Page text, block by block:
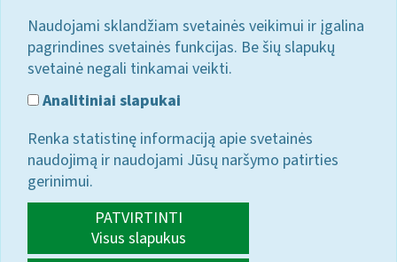
Naudojami sklandžiam svetainės veikimui ir įgalina
pagrindines svetainės funkcijas. Be šių slapukų
svetainė negali tinkamai veikti.
Analitiniai slapukai
Renka statistinę informaciją apie svetainės
naudojimą ir naudojami Jūsų naršymo patirties
gerinimui.
PATVIRTINTI
Visus slapukus